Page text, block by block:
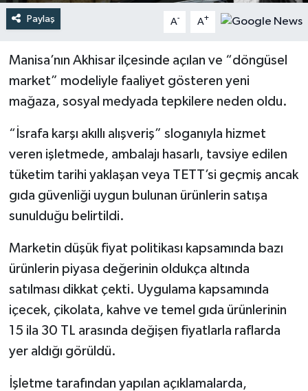
Paylaş A- A+
Manisa’nın Akhisar ilçesinde açılan ve “döngüsel
market” modeliyle faaliyet gösteren yeni
mağaza, sosyal medyada tepkilere neden oldu.
“İsrafa karşı akıllı alışveriş” sloganıyla hizmet
veren işletmede, ambalajı hasarlı, tavsiye edilen
tüketim tarihi yaklaşan veya TETT’si geçmiş ancak
gıda güvenliği uygun bulunan ürünlerin satışa
sunulduğu belirtildi.
Marketin düşük fiyat politikası kapsamında bazı
ürünlerin piyasa değerinin oldukça altında
satılması dikkat çekti. Uygulama kapsamında
içecek, çikolata, kahve ve temel gıda ürünlerinin
15 ila 30 TL arasında değişen fiyatlarla raflarda
yer aldığı görüldü.
İşletme tarafından yapılan açıklamalarda,